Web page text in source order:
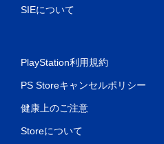
SIEについて
PlayStation利用規約
PS Storeキャンセルポリシー
健康上のご注意
Storeについて